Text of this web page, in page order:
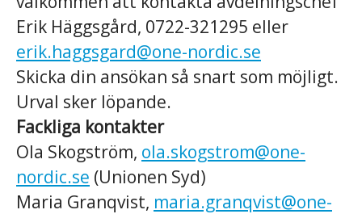
Erik Häggsgård, 0722-321295 eller
erik.haggsgard@one-nordic.se
Skicka din ansökan så snart som möjligt.
Urval sker löpande.
Fackliga kontakter
Ola Skogström, ola.skogstrom@one-
nordic.se (Unionen Syd)
Maria Granqvist, maria.granqvist@one-